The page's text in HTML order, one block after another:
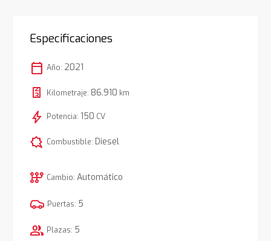
Especificaciones
calendar_today Año: 2021
Kilometraje: 86.910 km
bolt Potencia: 150 CV
comic_bubble Combustible: Diesel
auto_transmission Cambio: Automático
Puertas: 5
group Plazas: 5